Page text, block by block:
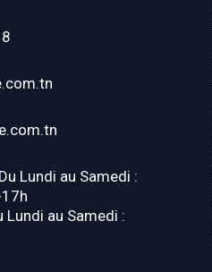
Lundi au Samedi :
Lundi au Samedi :